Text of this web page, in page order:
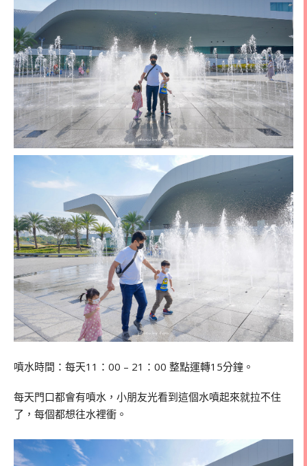
噴水時間：每天11：00 – 21：00 整點運轉15分鐘。
每天門口都會有噴水，小朋友光看到這個水噴起來就拉不住
了，每個都想往水裡衝。